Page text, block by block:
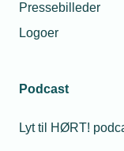
Pressebilleder
Logoer
Podcast
Lyt til HØRT!